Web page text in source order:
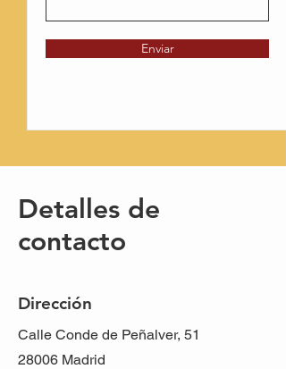
Enviar
Detalles de
contacto
Dirección
Calle Conde de Peñalver, 51
28006 Madrid